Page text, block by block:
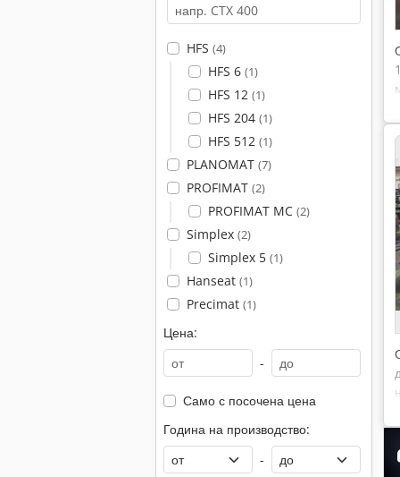
HFS (4)
HFS 6 (1)
HFS 12 (1)
HFS 204 (1)
HFS 512 (1)
PLANOMAT (7)
PROFIMAT (2)
PROFIMAT MC (2)
Simplex (2)
Simplex 5 (1)
Hanseat (1)
Precimat (1)
Цена:
-
Само с посочена цена
Година на производство:
-